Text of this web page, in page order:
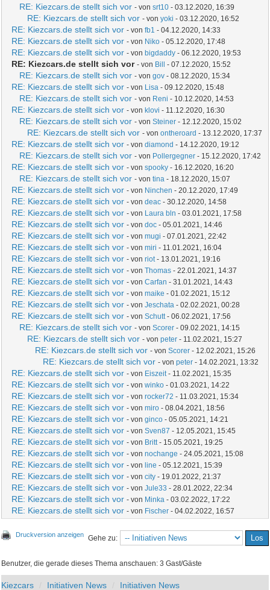
RE: Kiezcars.de stellt sich vor - vonsrt10 - 03.12.2020, 16:39
RE: Kiezcars.de stellt sich vor - vonyoki - 03.12.2020, 16:52
RE: Kiezcars.de stellt sich vor - vonfb1 - 04.12.2020, 14:33
RE: Kiezcars.de stellt sich vor - von Niko - 05.12.2020, 17:48
RE: Kiezcars.de stellt sich vor - von bigdaddy - 06.12.2020, 19:53
RE: Kiezcars.de stellt sich vor - von Bill - 07.12.2020, 15:52
RE: Kiezcars.de stellt sich vor - vongov - 08.12.2020, 15:34
RE: Kiezcars.de stellt sich vor - von Lisa - 09.12.2020, 15:48
RE: Kiezcars.de stellt sich vor - von Reni - 10.12.2020, 14:53
RE: Kiezcars.de stellt sich vor - von klovi - 11.12.2020, 16:30
RE: Kiezcars.de stellt sich vor - vonSteiner - 12.12.2020, 15:02
RE: Kiezcars.de stellt sich vor - vonontheroard - 13.12.2020, 17:37
RE: Kiezcars.de stellt sich vor - vondiamond - 14.12.2020, 19:12
RE: Kiezcars.de stellt sich vor - von Pollergegner - 15.12.2020, 17:42
RE: Kiezcars.de stellt sich vor - vonspooky - 16.12.2020, 16:20
RE: Kiezcars.de stellt sich vor - vontina - 18.12.2020, 15:07
RE: Kiezcars.de stellt sich vor - von Ninchen - 20.12.2020, 17:49
RE: Kiezcars.de stellt sich vor - vondeac - 30.12.2020, 14:58
RE: Kiezcars.de stellt sich vor - von Laura bln - 03.01.2021, 17:58
RE: Kiezcars.de stellt sich vor - vondoc - 05.01.2021, 14:46
RE: Kiezcars.de stellt sich vor - vonmugi - 07.01.2021, 22:42
RE: Kiezcars.de stellt sich vor - vonmiri - 11.01.2021, 16:04
RE: Kiezcars.de stellt sich vor - vonriot- 13.01.2021, 19:16
RE: Kiezcars.de stellt sich vor - vonThomas - 22.01.2021, 14:37
RE: Kiezcars.de stellt sich vor - vonCarfan - 31.01.2021, 14:43
RE: Kiezcars.de stellt sich vor - vonmaike - 01.02.2021, 15:12
RE: Kiezcars.de stellt sich vor - vonJeschata - 02.02.2021, 00:28
RE: Kiezcars.de stellt sich vor - vonSchutt- 06.02.2021, 17:56
RE: Kiezcars.de stellt sich vor - vonScorer - 09.02.2021, 14:15
RE: Kiezcars.de stellt sich vor - vonpeter - 11.02.2021, 15:27
RE: Kiezcars.de stellt sich vor - vonScorer - 12.02.2021, 15:26
RE: Kiezcars.de stellt sich vor - vonpeter - 14.02.2021, 13:32
RE: Kiezcars.de stellt sich vor - von Eiszeit- 11.02.2021, 15:35
RE: Kiezcars.de stellt sich vor - vonwinko - 01.03.2021, 14:22
RE: Kiezcars.de stellt sich vor - vonrocker72 - 11.03.2021, 15:34
RE: Kiezcars.de stellt sich vor - vonmiro - 08.04.2021, 18:56
RE: Kiezcars.de stellt sich vor - vonginco - 05.05.2021, 14:21
RE: Kiezcars.de stellt sich vor - vonSven87 - 12.05.2021, 15:45
RE: Kiezcars.de stellt sich vor - von Britt- 15.05.2021, 19:25
RE: Kiezcars.de stellt sich vor - vonnochange - 24.05.2021, 15:08
RE: Kiezcars.de stellt sich vor - von line - 05.12.2021, 15:39
RE: Kiezcars.de stellt sich vor - voncity - 19.01.2022, 21:37
RE: Kiezcars.de stellt sich vor - vonJule33 - 28.01.2022, 22:34
RE: Kiezcars.de stellt sich vor - von Minka - 03.02.2022, 17:22
RE: Kiezcars.de stellt sich vor - von Fischer - 04.02.2022, 16:57
Druckversion anzeigen Gehe zu:
Benutzer, die gerade dieses Thema anschauen: 3 Gast/Gäste
Kiezcars Initiativen News Initiativen News